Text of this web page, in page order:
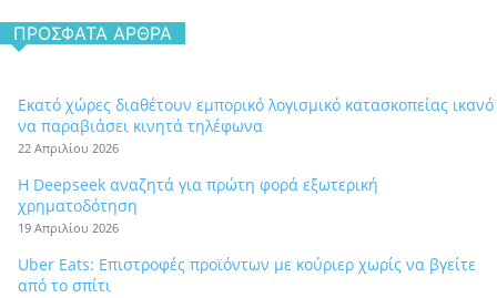
ΠΡΌΣΦΑΤΑ ΆΡΘΡΑ
Εκατό χώρες διαθέτουν εμπορικό λογισμικό κατασκοπείας ικανό
να παραβιάσει κινητά τηλέφωνα
22 Απριλίου 2026
Η Deepseek αναζητά για πρώτη φορά εξωτερική
χρηματοδότηση
19 Απριλίου 2026
Uber Eats: Επιστροφές προϊόντων με κούριερ χωρίς να βγείτε
από το σπίτι